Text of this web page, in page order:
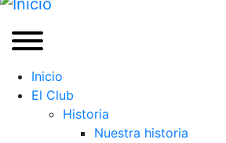
Inicio
El Club
Historia
Nuestra historia